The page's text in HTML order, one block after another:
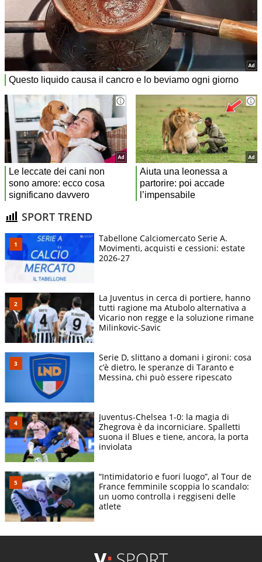
SPORT TREND
Tabellone Calciomercato Serie A.
Movimenti, acquisti e cessioni: estate
2026-27
La Juventus in cerca di portiere, hanno
tutti ragione ma Atubolo alternativa a
Vicario non regge e la soluzione rimane
Milinkovic-Savic
Serie D, slittano a domani i gironi: cosa
c’è dietro, le speranze di Taranto e
Messina, chi può essere ripescato
Juventus-Chelsea 1-0: la magia di
Zhegrova è da incorniciare. Spalletti
suona il Blues e tiene, ancora, la porta
inviolata
“Intimidatorio e fuori luogo”, al Tour de
France femminile scoppia lo scandalo:
un uomo controlla i reggiseni delle
atlete